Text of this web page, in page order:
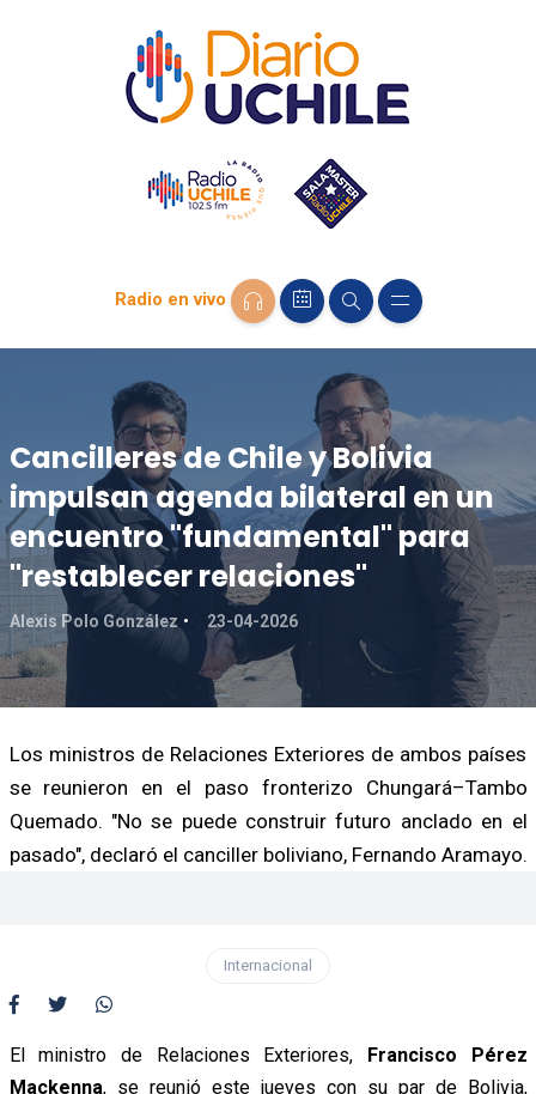
Radio en vivo
Cancilleres de Chile y Bolivia
impulsan agenda bilateral en un
encuentro "fundamental" para
"restablecer relaciones"
Alexis Polo González 23-04-2026
Los ministros de Relaciones Exteriores de ambos países
se reunieron en el paso fronterizo Chungará–Tambo
Quemado. "No se puede construir futuro anclado en el
pasado", declaró el canciller boliviano, Fernando Aramayo.
Internacional
El ministro de Relaciones Exteriores, Francisco Pérez
Mackenna, se reunió este jueves con su par de Bolivia,